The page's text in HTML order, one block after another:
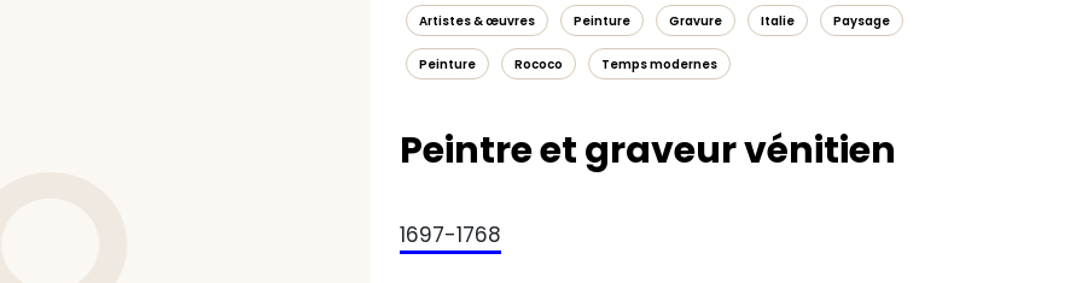
Artistes & œuvres Peinture Gravure Italie Paysage
Peinture Rococo Temps modernes
Peintre et graveur vénitien
1697-1768